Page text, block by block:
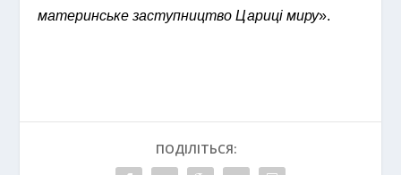
материнське заступництво Цариці миру».
ПОДІЛІТЬСЯ: